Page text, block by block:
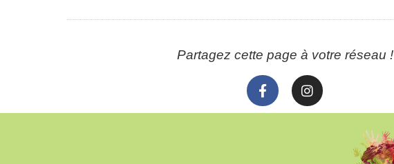
Partagez cette page à votre réseau !